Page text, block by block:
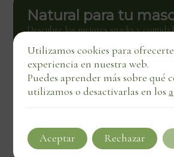
Natural para tu
Descubre los mejores snacks y comida
negocios locales.
Ver tienda
Utilizamos cookies para
experiencia en nuestra web.
Puedes aprender más sobre qué
utilizamos o desactivarlas en los
Aceptar Rechazar